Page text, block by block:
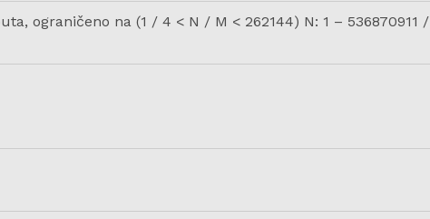
ograničeno na (1 / 4 < N / M < 262144) N: 1 – 536870911 /